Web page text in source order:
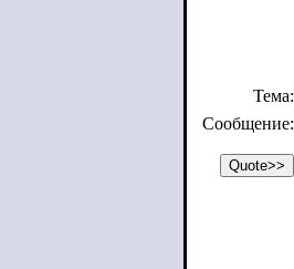
Тема:
Сообщение: